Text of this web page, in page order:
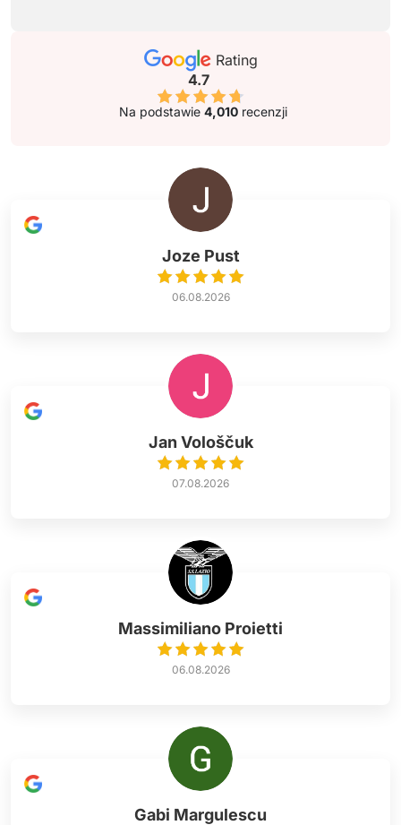
Rating
4.7
Na podstawie 4,010recenzji
Joze Pust
06.08.2026
Jan Vološčuk
07.08.2026
Massimiliano Proietti
06.08.2026
Gabi Margulescu